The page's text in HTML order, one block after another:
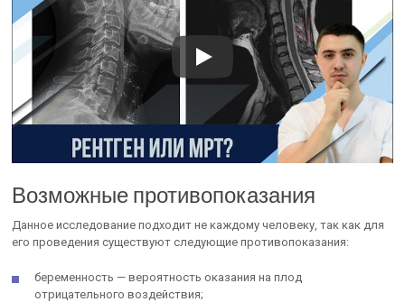
Возможные противопоказания
Данное исследование подходит не каждому человеку, так как для
его проведения существуют следующие противопоказания:
беременность — вероятность оказания на плод
отрицательного воздействия;